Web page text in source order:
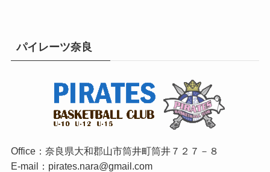
パイレーツ奈良
Office：奈良県大和郡山市筒井町筒井７２７－８
E-mail：pirates.nara@gmail.com